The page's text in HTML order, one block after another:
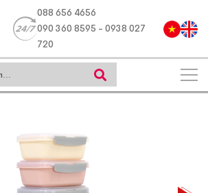
088 656 4656
090 360 8595 - 0938 027
720